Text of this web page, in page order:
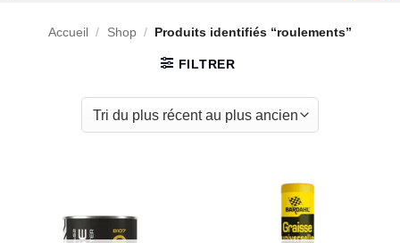
Accueil / Shop / Produits identifiés “roulements”
FILTRER